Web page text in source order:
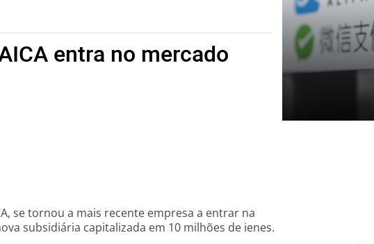
entra no mercado
se tornou a mais recente empresa a entrar na
subsidiária capitalizada em 10 milhões de ienes.